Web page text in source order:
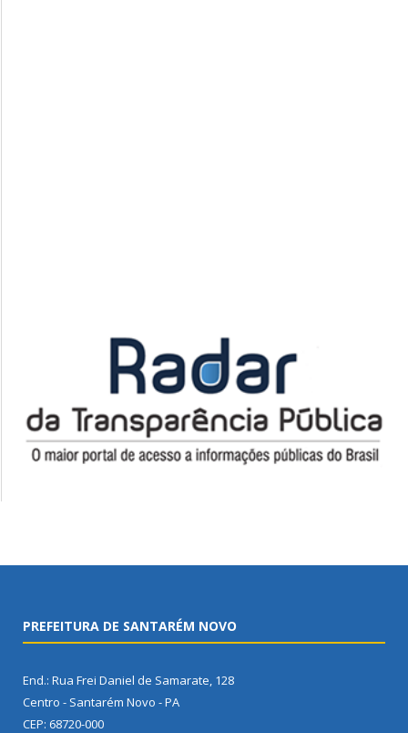
PREFEITURA DE SANTARÉM NOVO
End.: Rua Frei Daniel de Samarate, 128
Centro - Santarém Novo - PA
CEP: 68720-000